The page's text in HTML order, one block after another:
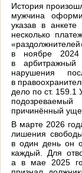
История
мужчина
указав в
несколько
в ноябре 2024
в
нарушения
в
дело по ст.
причинённый
В марте 2026
лишения
в один день он
каждый. Для
а в мае 2025